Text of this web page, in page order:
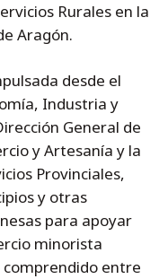
Rurales en la
Aragón.
desde el
Industria y
General de
y Artesanía y la
Provinciales,
y otras
para apoyar
minorista
entre